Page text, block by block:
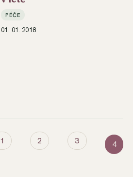
PÉČE
01. 01. 2018
1 2 3 4